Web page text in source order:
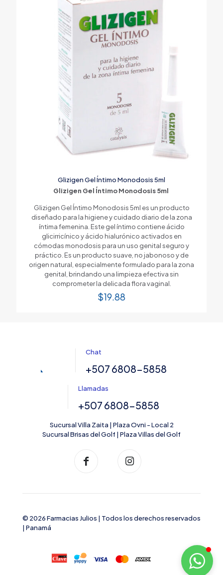
Glizigen Gel Íntimo Monodosis 5ml
Glizigen Gel Íntimo Monodosis 5ml
Glizigen Gel Íntimo Monodosis 5ml es un producto
diseñado para la higiene y cuidado diario de la zona
íntima femenina. Este gel íntimo contiene ácido
glicirricínico y ácido hialurónico activados en
cómodas monodosis para un uso genital seguro y
práctico. Es un producto suave, no jabonoso y de
origen natural, especialmente formulado para la zona
genital, brindando una limpieza efectiva sin
comprometer la delicada flora vaginal.
$19.88
Chat
+507 6808-5858
Llamadas
+507 6808-5858
Sucursal Villa Zaita | Plaza Ovni - Local 2
Sucursal Brisas del Golf | Plaza Villas del Golf
© 2026 Farmacias Julios | Todos los derechos reservados
| Panamá